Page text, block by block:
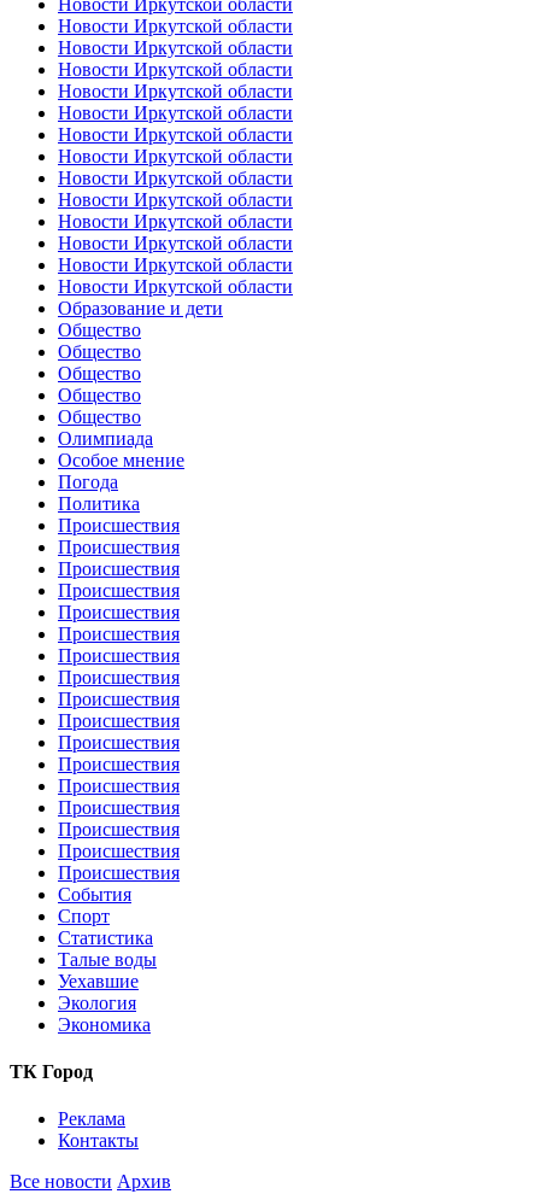
Новости Иркутской области
Новости Иркутской области
Новости Иркутской области
Новости Иркутской области
Новости Иркутской области
Новости Иркутской области
Новости Иркутской области
Новости Иркутской области
Новости Иркутской области
Новости Иркутской области
Новости Иркутской области
Новости Иркутской области
Новости Иркутской области
Образование и дети
Общество
Общество
Общество
Общество
Общество
Олимпиада
Особое мнение
Погода
Политика
Происшествия
Происшествия
Происшествия
Происшествия
Происшествия
Происшествия
Происшествия
Происшествия
Происшествия
Происшествия
Происшествия
Происшествия
Происшествия
Происшествия
Происшествия
Происшествия
Происшествия
События
Спорт
Статистика
Талые воды
Уехавшие
Экология
Экономика
ТК Город
Реклама
Контакты
Все новости Архив